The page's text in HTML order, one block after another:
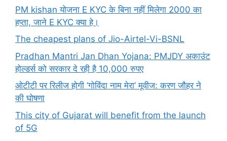
PM kishan योजना E KYC के बिना नहीं मिलेगा 2000 का
हप्ता, जाने E KYC क्या हे।
The cheapest plans of Jio-Airtel-Vi-BSNL
Pradhan Mantri Jan Dhan Yojana: PMJDY अकाउंट
होल्डर्स को सरकार दे रही है 10,000 रुपए
ओटीटी पर रिलीज होगी ‘गोविंदा नाम मेरा’ मूवीज: करण जौहर ने
की घोषणा
This city of Gujarat will benefit from the launch
of 5G